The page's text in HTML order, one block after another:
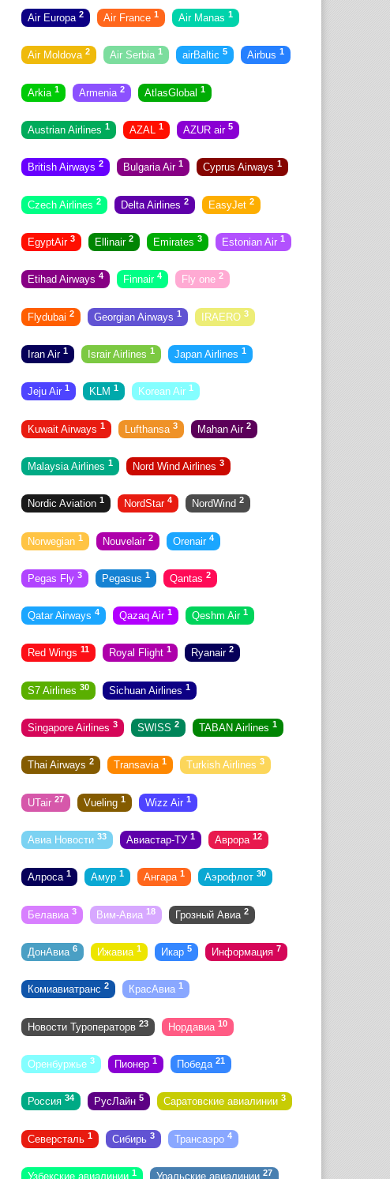
Air Europa 2 Air France 1 Air Manas 1
Air Moldova 2 Air Serbia 1 airBaltic 5 Airbus 1
Arkia 1 Armenia 2 AtlasGlobal 1
Austrian Airlines 1 AZAL 1 AZUR air 5
British Airways 2 Bulgaria Air 1 Cyprus Airways 1
Czech Airlines 2 Delta Airlines 2 EasyJet 2
EgyptAir 3 Ellinair 2 Emirates 3 Estonian Air 1
Etihad Airways 4 Finnair 4 Fly one 2
Flydubai 2 Georgian Airways 1 IRAERO 3
Iran Air 1 Israir Airlines 1 Japan Airlines 1
Jeju Air 1 KLM 1 Korean Air 1
Kuwait Airways 1 Lufthansa 3 Mahan Air 2
Malaysia Airlines 1 Nord Wind Airlines 3
Nordic Aviation 1 NordStar 4 NordWind 2
Norwegian 1 Nouvelair 2 Orenair 4
Pegas Fly 3 Pegasus 1 Qantas 2
Qatar Airways 4 Qazaq Air 1 Qeshm Air 1
Red Wings 11 Royal Flight 1 Ryanair 2
S7 Airlines 30 Sichuan Airlines 1
Singapore Airlines 3 SWISS 2 TABAN Airlines 1
Thai Airways 2 Transavia 1 Turkish Airlines 3
UTair 27 Vueling 1 Wizz Air 1
Авиа Новости 33 Авиастар-ТУ 1 Аврора 12
Алроса 1 Амур 1 Ангара 1 Аэрофлот 30
Белавиа 3 Вим-Авиа 18 Грозный Авиа 2
ДонАвиа 6 Ижавиа 1 Икар 5 Информация 7
Комиавиатранс 2 КрасАвиа 1
Новости Туроператорв 23 Нордавиа 10
Оренбуржье 3 Пионер 1 Победа 21
Россия 34 РусЛайн 5 Саратовские авиалинии 3
Северсталь 1 Сибирь 3 Трансаэро 4
Узбекские авиалинии 1 Уральские авиалинии 27